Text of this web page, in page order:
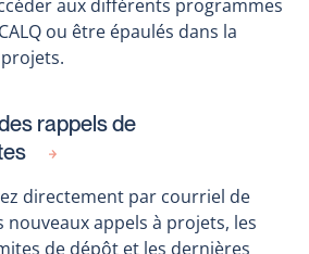
aux différents programmes
ou être épaulés dans la
rappels de
directement par courriel de
appels à projets, les
de dépôt et les dernières